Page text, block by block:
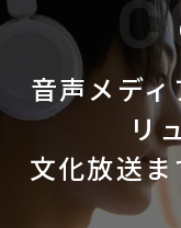
音声メデ
リ
文化放送